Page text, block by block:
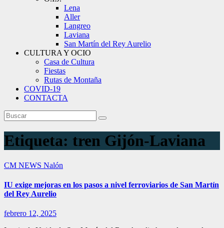
Lena
Aller
Langreo
Laviana
San Martín del Rey Aurelio
CULTURA Y OCIO
Casa de Cultura
Fiestas
Rutas de Montaña
COVID-19
CONTACTA
Etiqueta: tren Gijón-Laviana
CM NEWS Nalón
IU exige mejoras en los pasos a nivel ferroviarios de San Martín
del Rey Aurelio
febrero 12, 2025